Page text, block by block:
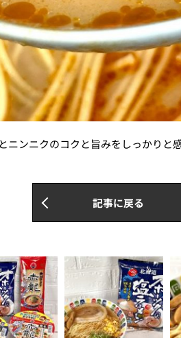
ニンニクのコクと旨みをしっかりと
記事に戻る